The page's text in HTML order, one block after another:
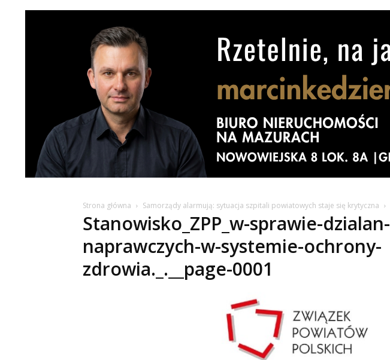
Strona główna Samorządy alarmują: sytuacja szpitali powiatowych staje się krytyczna
Stanowisko_ZPP_w-sprawie-dzialan-
naprawczych-w-systemie-ochrony-
zdrowia._.__page-0001